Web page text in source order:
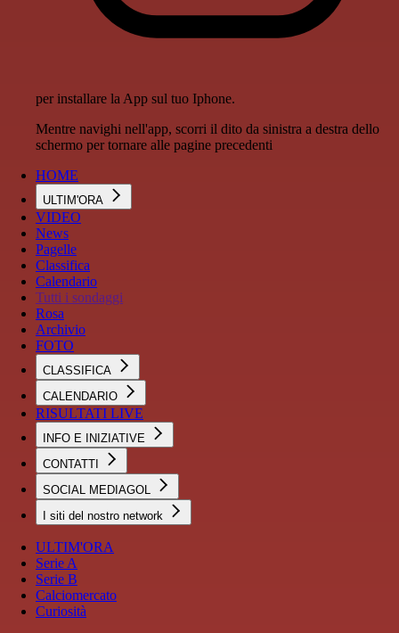
per installare la App sul tuo Iphone.
Mentre navighi nell'app, scorri il dito da sinistra a destra dello
schermo per tornare alle pagine precedenti
HOME
ULTIM'ORA
VIDEO
News
Pagelle
Classifica
Calendario
Tutti i sondaggi
Rosa
Archivio
FOTO
CLASSIFICA
CALENDARIO
RISULTATI LIVE
INFO E INIZIATIVE
CONTATTI
SOCIAL MEDIAGOL
I siti del nostro network
ULTIM'ORA
Serie A
Serie B
Calciomercato
Curiosità